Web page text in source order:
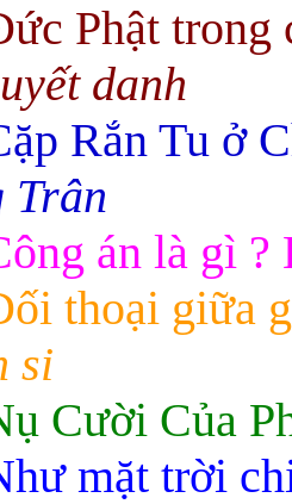
Phật trong
danh
Rắn Tu ở
Trân
án là gì
thoại giữa
si
Cười Của
mặt trời